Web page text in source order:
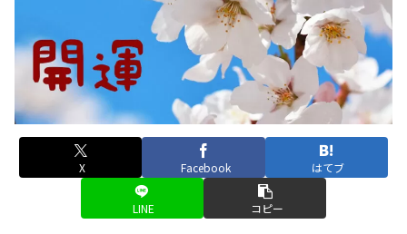
X Facebook はてブ
LINE コピー